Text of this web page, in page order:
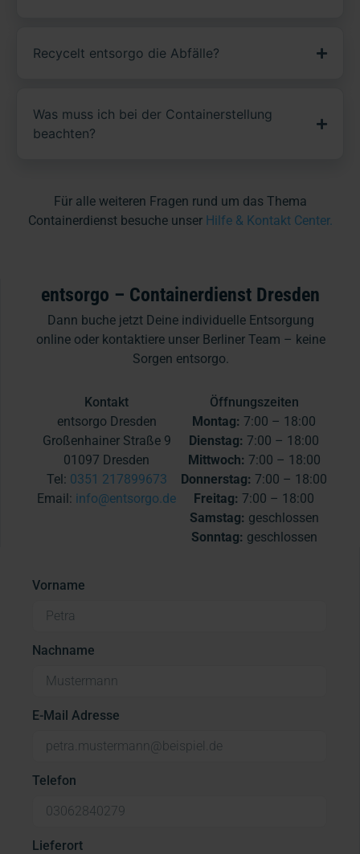
Recycelt entsorgo die Abfälle?
Was muss ich bei der Containerstellung
beachten?
Für alle weiteren Fragen rund um das Thema
Containerdienst besuche unserHilfe & Kontakt Center.
entsorgo – Containerdienst Dresden
Dann buche jetzt Deine individuelle Entsorgung
online oder kontaktiere unser Berliner Team – keine
Sorgen entsorgo.
Kontakt
entsorgo Dresden
Großenhainer Straße 9
01097 Dresden
Tel: 0351 217899673
Email: info@entsorgo.de
Öffnungszeiten
Montag: 7:00 – 18:00
Dienstag: 7:00 – 18:00
Mittwoch: 7:00 – 18:00
Donnerstag: 7:00 – 18:00
Freitag: 7:00 – 18:00
Samstag: geschlossen
Sonntag: geschlossen
Vorname
Nachname
E-Mail Adresse
Telefon
Lieferort